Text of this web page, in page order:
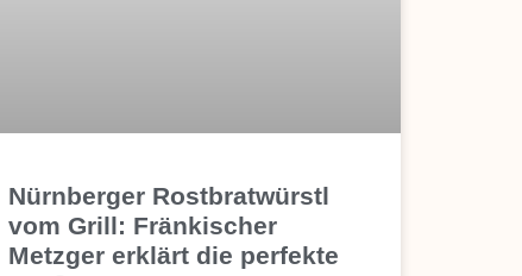
Nürnberger Rostbratwürstl
vom Grill: Fränkischer
Metzger erklärt die perfekte